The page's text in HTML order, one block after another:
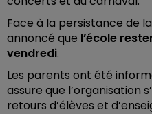
Face à la persistance de
annoncé que l’école
vendredi.
Les parents ont été
assure que l’organisation
retours d’élèves et